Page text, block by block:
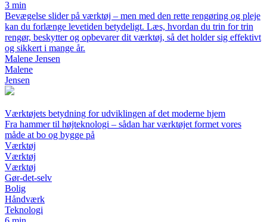
3 min
Bevægelse slider på værktøj – men med den rette rengøring og pleje
kan du forlænge levetiden betydeligt. Læs, hvordan du trin for trin
rengør, beskytter og opbevarer dit værktøj, så det holder sig effektivt
og sikkert i mange år.
Malene Jensen
Malene
Jensen
Værktøjets betydning for udviklingen af det moderne hjem
Fra hammer til høj­teknologi – sådan har værktøjet formet vores
måde at bo og bygge på
Værktøj
Værktøj
Værktøj
Gør-det-selv
Bolig
Håndværk
Teknologi